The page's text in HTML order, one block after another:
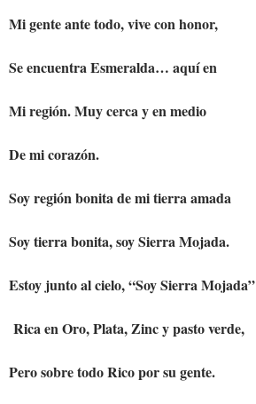
Mi gente ante todo, vive con honor,
Se encuentra Esmeralda… aquí en
Mi región. Muy cerca y en medio
De mi corazón.
Soy región bonita de mi tierra amada
Soy tierra bonita, soy Sierra Mojada.
Estoy junto al cielo, “Soy Sierra Mojada”
Rica en Oro, Plata, Zinc y pasto verde,
Pero sobre todo Rico por su gente.